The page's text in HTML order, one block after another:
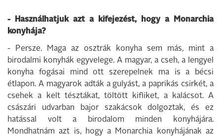
- Használhatjuk azt a kifejezést, hogy a Monarchia
konyhája?
- Persze. Maga az osztrák konyha sem más, mint a
birodalmi konyhák egyvelege. A magyar, a cseh, a lengyel
konyha fogásai mind ott szerepelnek ma is a bécsi
étlapon. A magyarok adták a gulyást, a paprikás csirkét, a
csehek a kelt tésztákat, töltött kifliket, a kalácsot. A
császári udvarban bajor szakácsok dolgoztak, és ez
hatással volt a birodalom minden konyhájára.
Mondhatnám azt is, hogy a Monarchia konyhájának az